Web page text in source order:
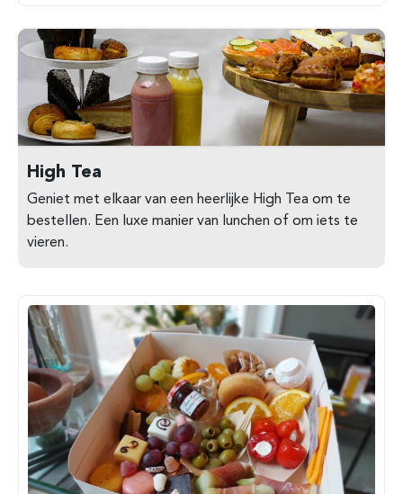
High Tea
Geniet met elkaar van een heerlijke High Tea om te
bestellen. Een luxe manier van lunchen of om iets te
vieren.